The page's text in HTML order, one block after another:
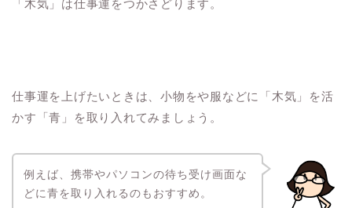
「木気」は仕事運をつかさどります。
仕事運を上げたいときは、小物をや服などに「木気」を活
かす「青」を取り入れてみましょう。
例えば、携帯やパソコンの待ち受け画面な
どに青を取り入れるのもおすすめ。